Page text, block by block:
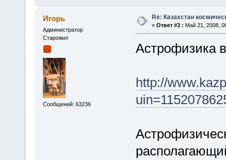
Игорь
Администратор
Старожил
Сообщений: 63236
Re: Казахстан
« Ответ #3 : Май 21, 2008,
Астрофизика
http://